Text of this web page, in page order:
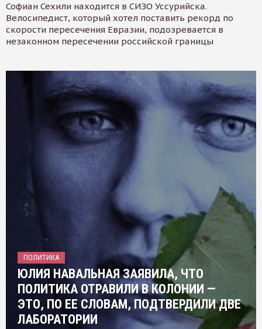
Софиан Сехили находится в СИЗО Уссурийска.
Велосипедист, который хотел поставить рекорд по
скорости пересечения Евразии, подозревается в
незаконном пересечении российской границы
ПОЛИТИКА
ЮЛИЯ НАВАЛЬНАЯ ЗАЯВИЛА, ЧТО
ПОЛИТИКА ОТРАВИЛИ В КОЛОНИИ —
ЭТО, ПО ЕЕ СЛОВАМ, ПОДТВЕРДИЛИ ДВЕ
ЛАБОРАТОРИИ